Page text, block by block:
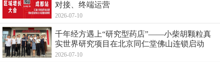
对接、终端运营
2026-07-10
千年经方遇上“研究型药店”——小柴胡颗粒真
实世界研究项目在北京同仁堂佛山连锁启动
2026-07-10